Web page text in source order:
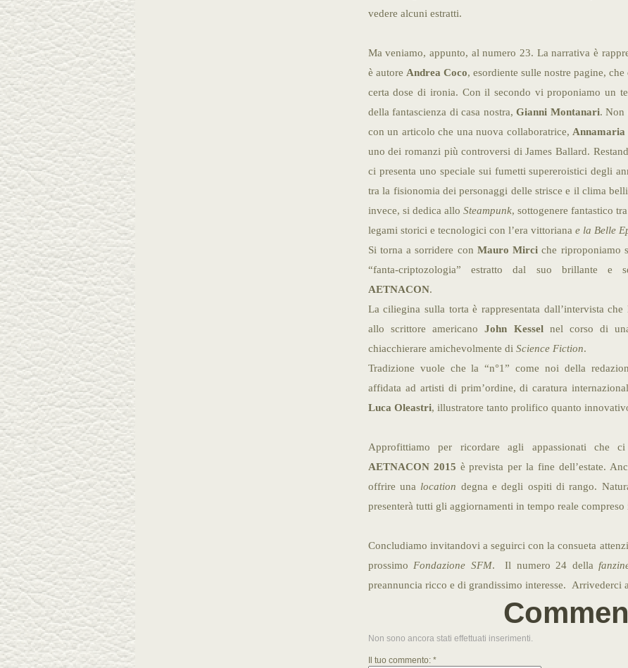
vedere alcuni estratti.
Ma veniamo, appunto, al numero 23. La narrativa è
è autore Andrea Coco, esordiente sulle nostre pagine,
certa dose di ironia. Con il secondo vi proponiamo un
della fantascienza di casa nostra,Gianni Montanari. Non
con un articolo che una nuova collaboratrice, Annamaria
uno dei romanzi più controversi di James Ballard.
ci presenta uno speciale sui fumetti supereroistici degli
tra la fisionomia dei personaggi delle strisce e il clima
invece, si dedica allo Steampunk, sottogenere fantastico
legami storici e tecnologici con l’era vittoriana e la Belle
Si torna a sorridere con Mauro Mirci che riproponiamo
“fanta-criptozologia” estratto dal suo brillante e
AETNACON.
La ciliegina sulla torta è rappresentata dall’intervista
allo scrittore americanoJohn Kesselnel corso di una
chiacchierare amichevolmente di Science Fiction.
Tradizione vuole che la “n°1” come noi della
affidata ad artisti di prim’ordine, di caratura
Luca Oleastri, illustratore tanto prolifico quanto
Approfittiamo per ricordare agli appassionati che
AETNACON 2015 è prevista per la fine dell’estate.
offrire una location degna e degli ospiti di rango.
presenterà tutti gli aggiornamenti in tempo reale
Concludiamo invitandovi a seguirci con la consueta
prossimo Fondazione SFM. Il numero 24 della
preannuncia ricco e di grandissimo interesse. Arrivederci
Non sono ancora stati effettuati inserimenti.
Il tuo commento: *